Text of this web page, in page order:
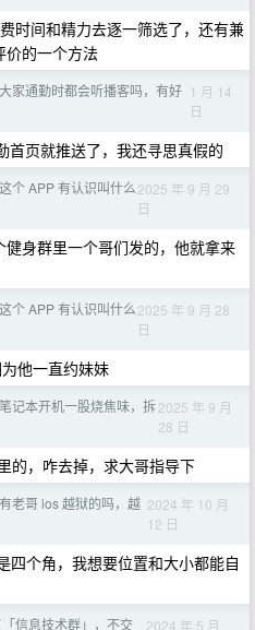
时间和精力去逐一筛选了，还有兼
价的一个方法
大家通勤时都会听播客吗，有好 1 月 14
日
首页就推送了，我还寻思真假的
这个 APP 有认识叫什么2025 年 9 月 29
日
身群里一个哥们发的，他就拿来
这个 APP 有认识叫什么2025 年 9 月 28
日
他一直约妹妹
笔记本开机一股烧焦味，拆2025 年 9 月
28 日
的，咋去掉，求大哥指导下
有老哥 ios 越狱的吗，越 2024 年 10 月
12 日
四个角，我想要位置和大小都能自
信息技术群」，不交 2024 年 5 月